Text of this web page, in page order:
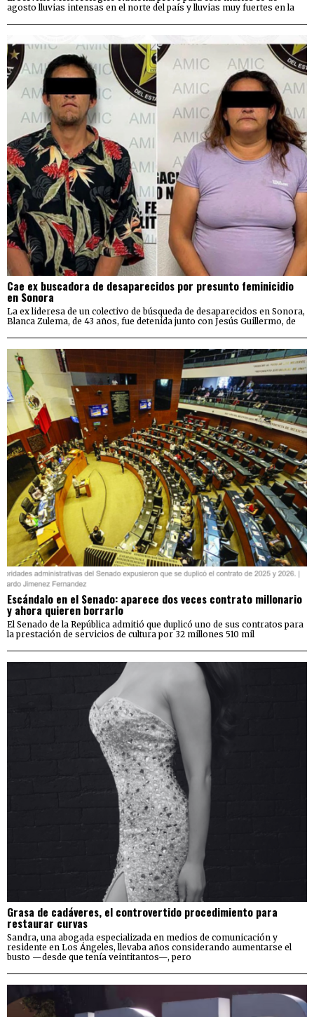
agosto lluvias intensas en el norte del país y lluvias muy fuertes en la
Cae ex buscadora de desaparecidos por presunto feminicidio
en Sonora
La ex lideresa de un colectivo de búsqueda de desaparecidos en Sonora,
Blanca Zulema, de 43 años, fue detenida junto con Jesús Guillermo, de
Escándalo en el Senado: aparece dos veces contrato millonario
y ahora quieren borrarlo
El Senado de la República admitió que duplicó uno de sus contratos para
la prestación de servicios de cultura por 32 millones 510 mil
Grasa de cadáveres, el controvertido procedimiento para
restaurar curvas
Sandra, una abogada especializada en medios de comunicación y
residente en Los Ángeles, llevaba años considerando aumentarse el
busto —desde que tenía veintitantos—, pero